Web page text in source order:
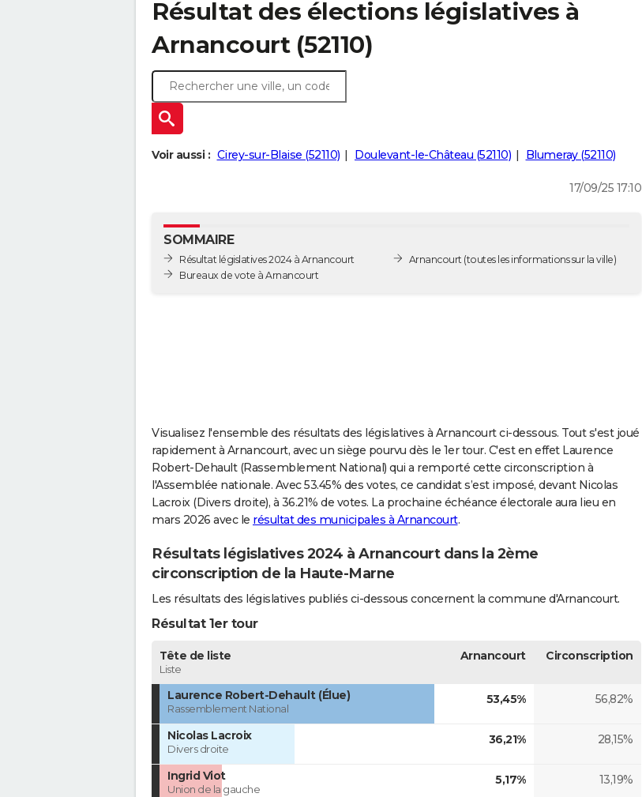
Résultat des élections législatives à
Arnancourt (52110)
Voir aussi : Cirey-sur-Blaise (52110) Doulevant-le-Château (52110) Blumeray (52110)
17/09/25 17:10
SOMMAIRE
Résultat législatives 2024 à Arnancourt
Bureaux de vote à Arnancourt
Arnancourt (toutes les informations sur la ville)
Visualisez l'ensemble des résultats des législatives à Arnancourt ci-dessous. Tout s'est joué
rapidement à Arnancourt, avec un siège pourvu dès le 1er tour. C'est en effet Laurence
Robert-Dehault (Rassemblement National) qui a remporté cette circonscription à
l'Assemblée nationale. Avec 53.45% des votes, ce candidat s’est imposé, devant Nicolas
Lacroix (Divers droite), à 36.21% de votes. La prochaine échéance électorale aura lieu en
mars 2026 avec le résultat des municipales à Arnancourt.
Résultats législatives 2024 à Arnancourt dans la 2ème
circonscription de la Haute-Marne
Les résultats des législatives publiés ci-dessous concernent la commune d'Arnancourt.
Résultat 1er tour
Tête de liste
Liste
Arnancourt Circonscription
Laurence Robert-Dehault (Élue)
Rassemblement National
53,45% 56,82%
Nicolas Lacroix
Divers droite
36,21% 28,15%
Ingrid Viot
Union de la gauche
5,17% 13,19%